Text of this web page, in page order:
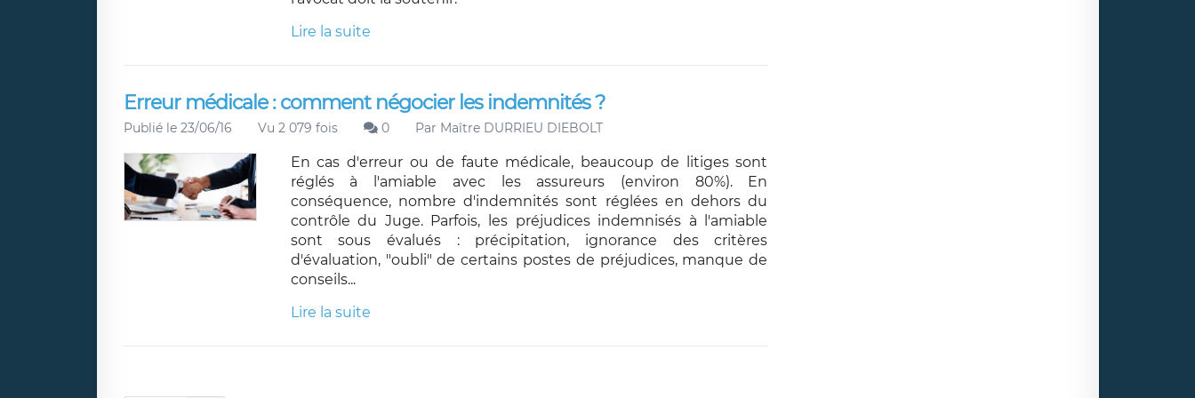
Lire la suite
Erreur médicale : comment négocier les indemnités ?
Publié le 23/06/16 Vu 2 079 fois 0 Par Maître DURRIEU DIEBOLT
En cas d'erreur ou de faute médicale, beaucoup de litiges sont
réglés à l'amiable avec les assureurs (environ 80%). En
conséquence, nombre d'indemnités sont réglées en dehors du
contrôle du Juge. Parfois, les préjudices indemnisés à l'amiable
sont sous évalués : précipitation, ignorance des critères
d'évaluation, "oubli" de certains postes de préjudices, manque de
conseils...
Lire la suite